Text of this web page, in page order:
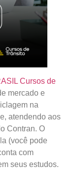
Cursos de
mercado e
na
, atendendo aos
Contran. O
(você pode
com
seus estudos.